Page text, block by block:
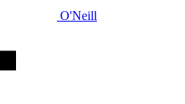
O'Neill